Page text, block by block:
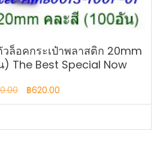
วล็อคกระเป๋าพลาสติก 20mm
) The Best Special Now
Original
price
฿620.00
price